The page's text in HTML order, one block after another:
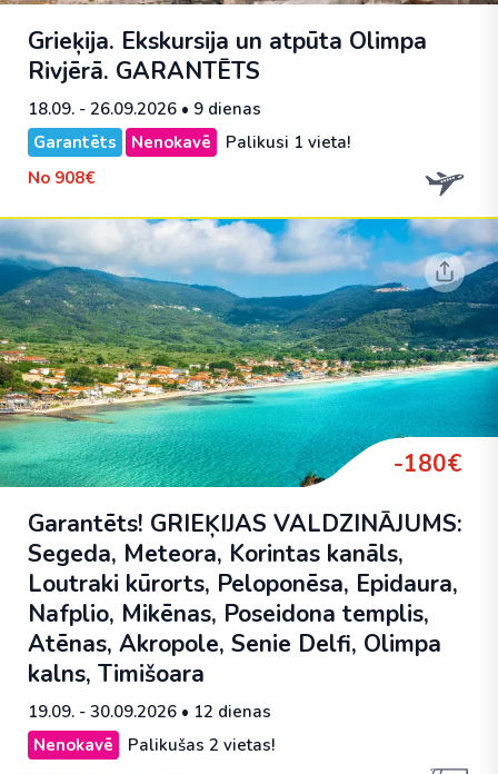
Grieķija. Ekskursija un atpūta Olimpa
Rivjērā. GARANTĒTS
18.09. - 26.09.2026 • 9 dienas
Garantēts
Nenokavē
Palikusi 1 vieta!
No 908€
-180€
Garantēts! GRIEĶIJAS VALDZINĀJUMS:
Segeda, Meteora, Korintas kanāls,
Loutraki kūrorts, Peloponēsa, Epidaura,
Nafplio, Mikēnas, Poseidona templis,
Atēnas, Akropole, Senie Delfi, Olimpa
kalns, Timišoara
19.09. - 30.09.2026 • 12 dienas
Nenokavē
Palikušas 2 vietas!